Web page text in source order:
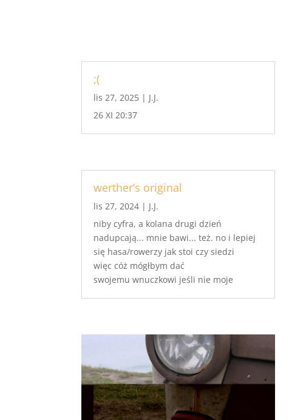
;(
lis 27, 2025 | J.J.
26 XI 20:37
werther’s original
lis 27, 2024 | J.J.
niby cyfra, a kolana drugi dzień
nadupcają... mnie bawi... też. no i lepiej
się hasa/rowerzy jak stoi czy siedzi
więc cóż mógłbym dać
swojemu wnuczkowi jeśli nie moje